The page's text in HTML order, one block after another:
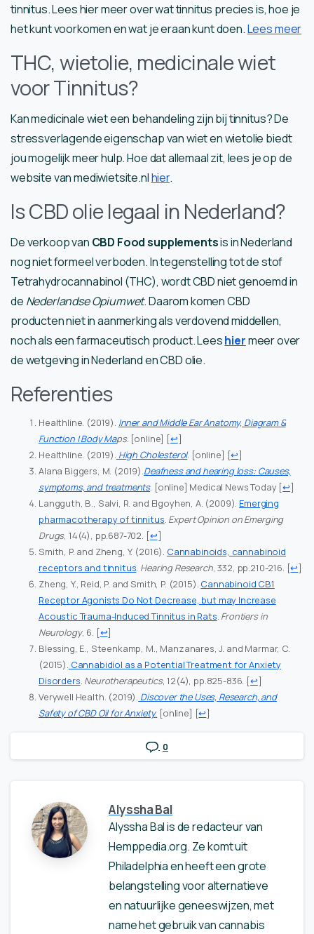
tinnitus. Lees hier meer over wat tinnitus precies is, hoe je
het kunt voorkomen en wat je eraan kunt doen.Lees meer
THC, wietolie, medicinale wiet
voor Tinnitus?
Kan medicinale wiet een behandeling zijn bij tinnitus? De
stressverlagende eigenschap van wiet en wietolie biedt
jou mogelijk meer hulp. Hoe dat allemaal zit, lees je op de
website van mediwietsite.nlhier.
Is CBD olie legaal in Nederland?
De verkoop van CBD Food supplementsis in Nederland
nog niet formeel verboden. In tegenstelling tot de stof
Tetrahydrocannabinol (THC), wordt CBD niet genoemd in
de Nederlandse Opiumwet. Daarom komen CBD
producten niet in aanmerking als verdovend middellen,
noch als een farmaceutisch product. Leeshiermeer over
de wetgeving in Nederland en CBD olie.
Referenties
Healthline. (2019). Inner and Middle Ear Anatomy, Diagram &
Function | Body Maps. [online] [↩]
Healthline. (2019). High Cholesterol. [online] [↩]
Alana Biggers, M. (2019).Deafness and hearing loss: Causes,
symptoms, and treatments. [online] Medical News Today [↩]
Langguth, B., Salvi, R. and Elgoyhen, A. (2009). Emerging
pharmacotherapy of tinnitus. Expert Opinion on Emerging
Drugs, 14(4), pp.687-702. [↩]
Smith, P. and Zheng, Y. (2016). Cannabinoids, cannabinoid
receptors and tinnitus. Hearing Research, 332, pp.210-216. [↩]
Zheng, Y., Reid, P. and Smith, P. (2015). Cannabinoid CB1
Receptor Agonists Do Not Decrease, but may Increase
Acoustic Trauma-Induced Tinnitus in Rats. Frontiers in
Neurology, 6. [↩]
Blessing, E., Steenkamp, M., Manzanares, J. and Marmar, C.
(2015). Cannabidiol as a Potential Treatment for Anxiety
Disorders. Neurotherapeutics, 12(4), pp.825-836. [↩]
Verywell Health. (2019). Discover the Uses, Research, and
Safety of CBD Oil for Anxiety. [online] [↩]
0
Alyssha Bal
Alyssha Bal is de redacteur van
Hemppedia.org. Ze komt uit
Philadelphia en heeft een grote
belangstelling voor alternatieve
en natuurlijke geneeswijzen, met
name het gebruik van cannabis